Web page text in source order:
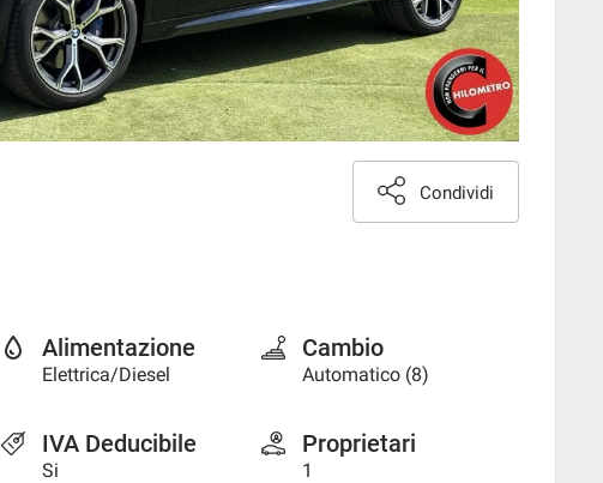
Condividi
Alimentazione
Elettrica/Diesel
Cambio
Automatico (8)
IVA Deducibile
Si
Proprietari
1